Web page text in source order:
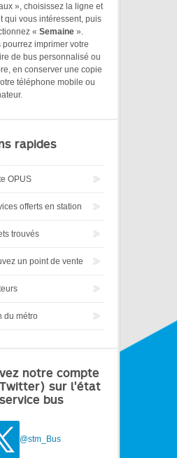
», choisissez la ligne et
qui vous intéressent, puis
« Semaine ».
pourrez imprimer votre
de bus personnalisé ou
en conserver une copie
téléphone mobile ou
rapides
OPUS
offerts en station
trouvés
un point de vente
du métro
notre compte
sur l'état
bus
@stm_Bus